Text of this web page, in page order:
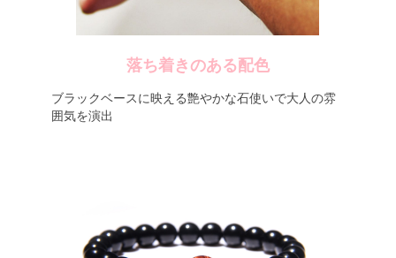
落ち着きのある配色
ブラックベースに映える艶やかな石使いで大人の雰
囲気を演出